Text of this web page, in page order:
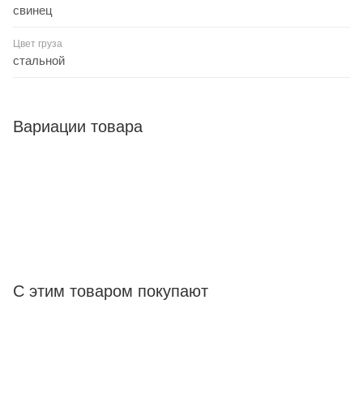
свинец
Цвет груза
стальной
Вариации товара
С этим товаром покупают